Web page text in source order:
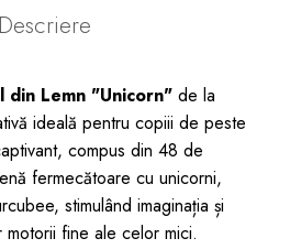
Descriere
din Lemn "Unicorn" de la
ideală pentru copiii de peste
compus din 48 de
fermecătoare cu unicorni,
stimulând imaginația și
fine ale celor mici.